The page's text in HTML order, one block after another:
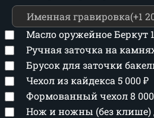
Масло оружейное Беркут
Ручная заточка на
Брусок для заточки
Чехол из кайдекса 5 000₽
Формованный чехол8 000
Нож и ножны (без клише)